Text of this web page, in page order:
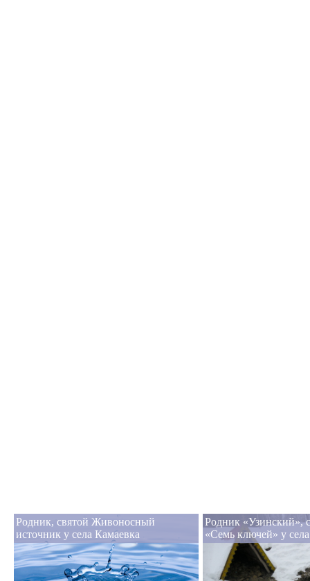
Родник, святой Живоносный
источник у села Камаевка
Родник «Узинский»,
«Семь ключей» у